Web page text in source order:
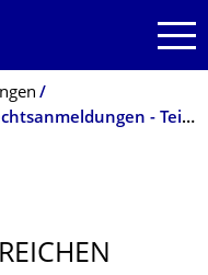
Der Weg zu erfolgreichen Schutzrechtsanmeldungen - Teil II - Patentrecherchen